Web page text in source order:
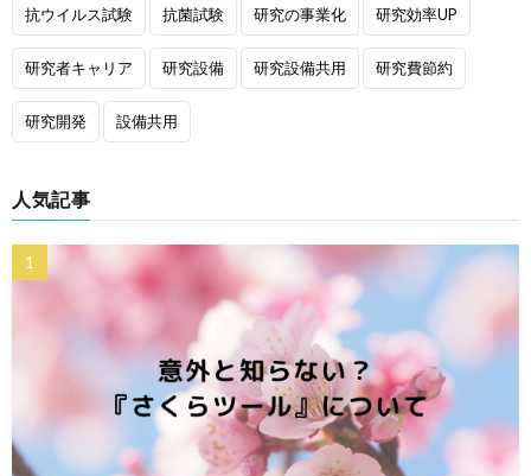
抗ウイルス試験 抗菌試験 研究の事業化 研究効率UP
研究者キャリア 研究設備 研究設備共用 研究費節約
研究開発 設備共用
人気記事